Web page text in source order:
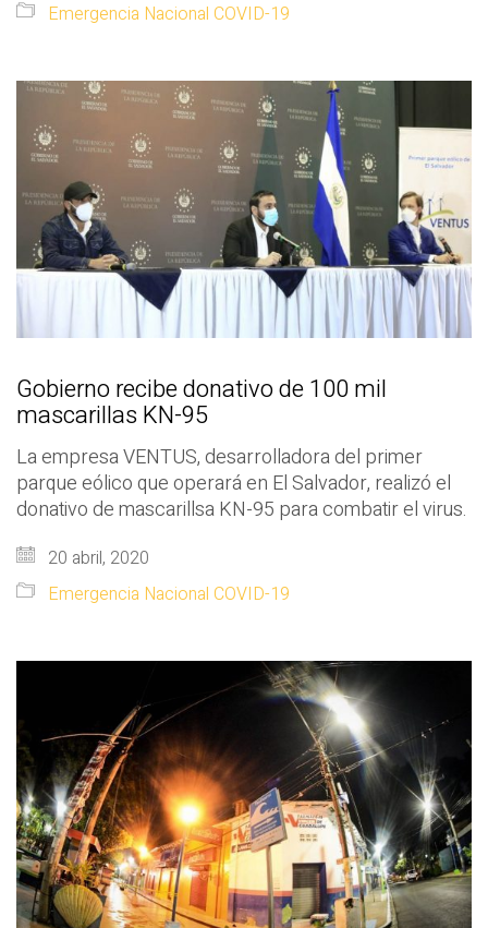
Emergencia Nacional COVID-19
Gobierno recibe donativo de 100 mil
mascarillas KN-95
La empresa VENTUS, desarrolladora del primer
parque eólico que operará en El Salvador, realizó el
donativo de mascarillsa KN-95 para combatir el virus.
20 abril, 2020
Emergencia Nacional COVID-19